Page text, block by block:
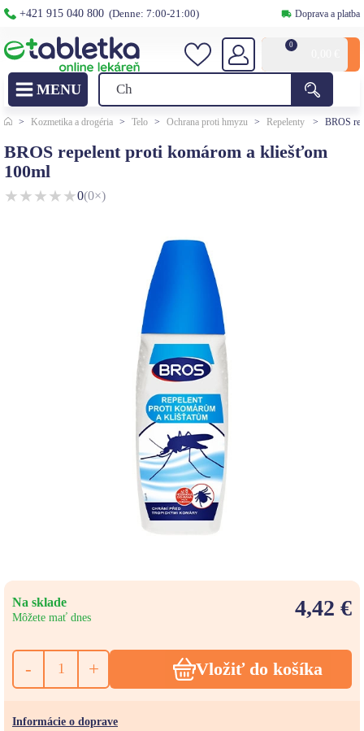
+421 915 040 800 (Denne: 7:00-21:00) Doprava a platba
0
> Kozmetika a drogéria > Telo > Ochrana proti hmyzu > Repelenty > BROS
BROS repelent proti komárom a kliešťom
100ml
★★★★★0(0×)
Na sklade
Môžete mať dnes 4,42 €
- + Vložiť do košíka
Informácie o doprave